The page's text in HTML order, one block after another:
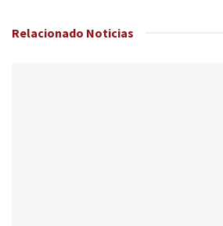
Relacionado Noticias